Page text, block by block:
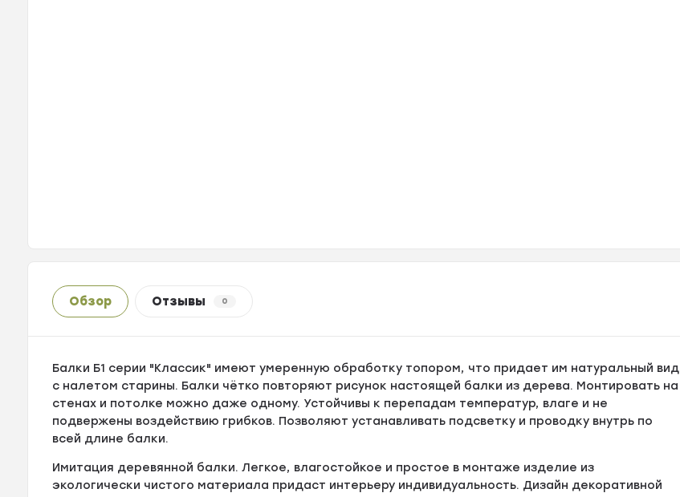
Обзор Отзывы 0
Балки Б1 серии "Классик" имеют умеренную обработку топором, что придает им натуральный вид
с налетом старины. Балки чётко повторяют рисунок настоящей балки из дерева. Монтировать на
стенах и потолке можно даже одному. Устойчивы к перепадам температур, влаге и не
подвержены воздействию грибков. Позволяют устанавливать подсветку и проводку внутрь по
всей длине балки.
Имитация деревянной балки. Легкое, влагостойкое и простое в монтаже изделие из
экологически чистого материала придаст интерьеру индивидуальность. Дизайн декоративной